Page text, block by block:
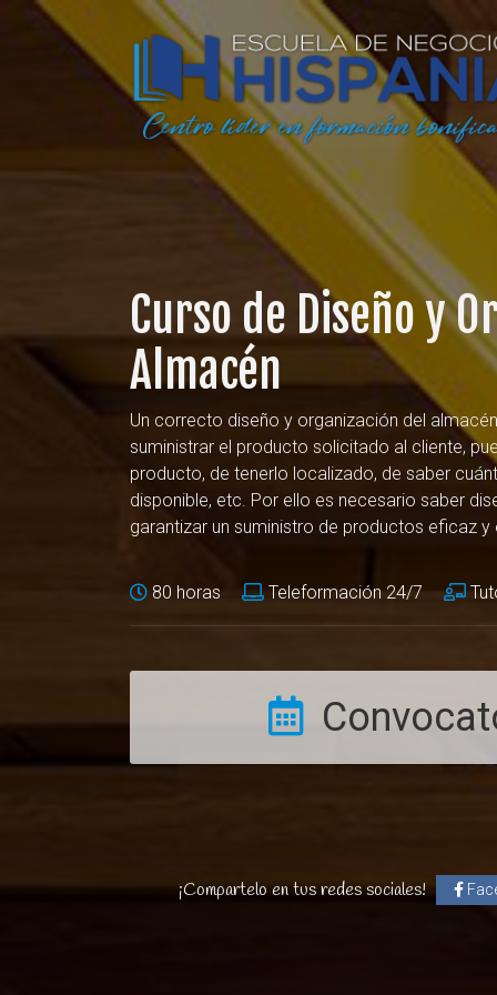
Curso de Diseño y
Almacén
Un correcto diseño y organización del
suministrar el producto solicitado al cliente,
producto, de tenerlo localizado, de saber
disponible, etc. Por ello es necesario saber
garantizar un suministro de productos eficaz y
80 horas Teleformación 24/7
¡Compartelo en tus redes sociales!